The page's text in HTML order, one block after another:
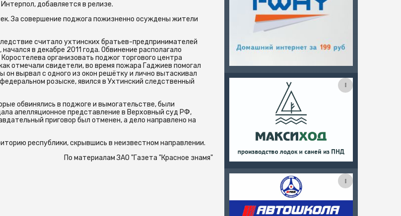
добавляется в релизе.
За совершение поджога пожизненно осуждены жители
считало ухтинских братьев-предпринимателей
в декабре 2011 года. Обвинение располагало
организовать поджог торгового центра
отмечали свидетели, во время пожара Гаджиев помогал
вырвал с одного из окон решётку и лично вытаскивал
розыске, явился в Ухтинский следственный
обвинялись в поджоге и вымогательстве, были
апелляционное представление в Верховный суд РФ,
приговор был отменен, а дело направлено на
республики, скрывшись в неизвестном направлении.
По материалам ЗАО "Газета "Красное знамя"